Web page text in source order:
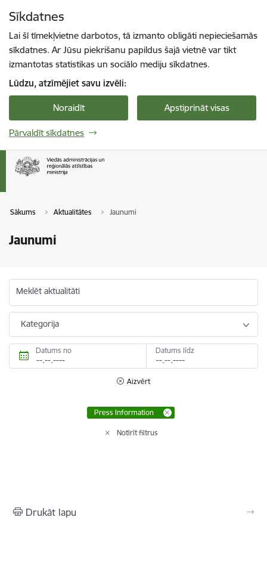
Sīkdatnes
Lai šī tīmekļvietne darbotos, tā izmanto obligāti nepieciešamās
sīkdatnes. Ar Jūsu piekrišanu papildus šajā vietnē var tikt
izmantotas statistikas un sociālo mediju sīkdatnes.
Lūdzu, atzīmējiet savu izvēli:
Noraidīt Apstiprināt visas
Pārvaldīt sīkdatnes
Sākums Aktualitātes Jaunumi
Jaunumi
Meklēt aktualitāti
Kategorija
Datums no Datums līdz
Aizvērt
Press Information
Notīrīt filtrus
Drukāt lapu